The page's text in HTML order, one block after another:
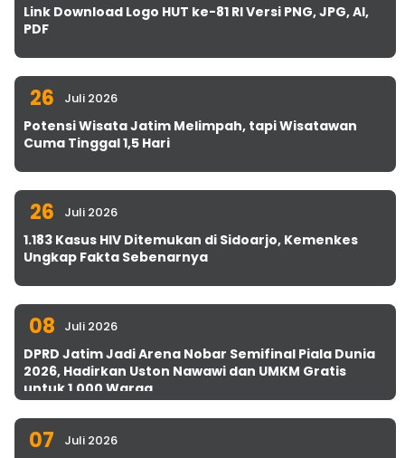
Link Download Logo HUT ke-81 RI Versi PNG, JPG, AI,
PDF
26 Juli 2026
Potensi Wisata Jatim Melimpah, tapi Wisatawan
Cuma Tinggal 1,5 Hari
26 Juli 2026
1.183 Kasus HIV Ditemukan di Sidoarjo, Kemenkes
Ungkap Fakta Sebenarnya
08 Juli 2026
DPRD Jatim Jadi Arena Nobar Semifinal Piala Dunia
2026, Hadirkan Uston Nawawi dan UMKM Gratis
untuk 1.000 Warga
07 Juli 2026